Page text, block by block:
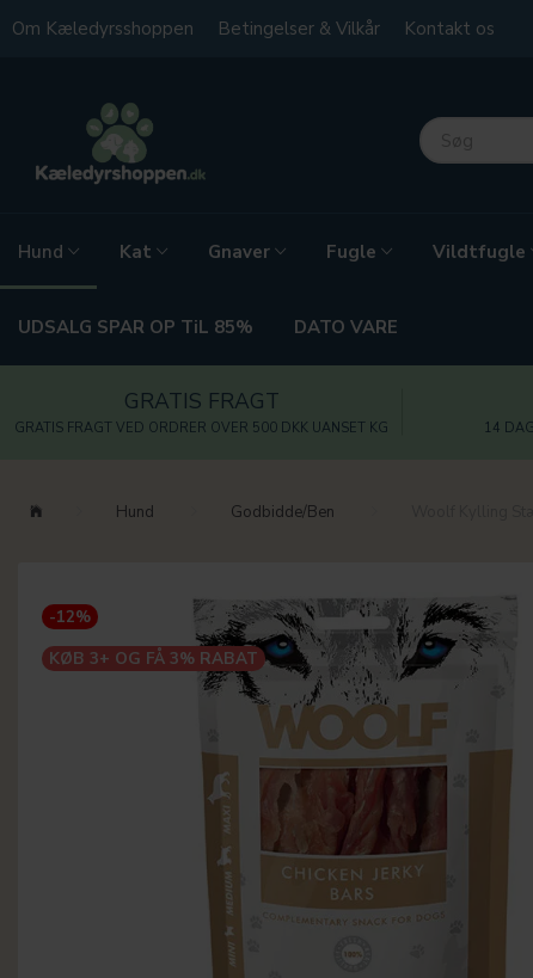
Om Kæledyrsshoppen Betingelser & Vilkår Kontakt os
Hund Kat Gnaver Fugle Vildtfugle
UDSALG SPAR OP TiL 85% DATO VARE
GRATIS FRAGT
GRATIS FRAGT VED ORDRER OVER 500 DKK UANSET KG 14
Hund Godbidde/Ben
-12%
KØB 3+ OG FÅ 3% RABAT